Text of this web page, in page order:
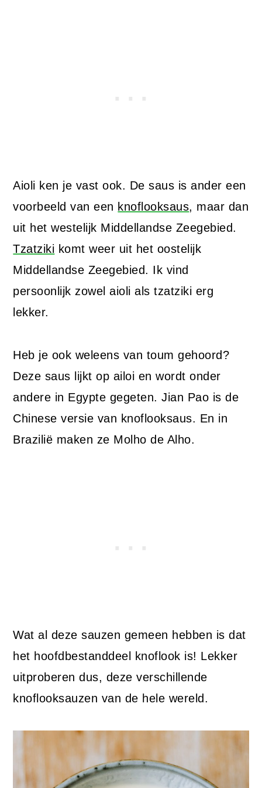
Aioli ken je vast ook. De saus is ander een
voorbeeld van een knoflooksaus, maar dan
uit het westelijk Middellandse Zeegebied.
Tzatziki komt weer uit het oostelijk
Middellandse Zeegebied. Ik vind
persoonlijk zowel aioli als tzatziki erg
lekker.
Heb je ook weleens van toum gehoord?
Deze saus lijkt op ailoi en wordt onder
andere in Egypte gegeten. Jian Pao is de
Chinese versie van knoflooksaus. En in
Brazilië maken ze Molho de Alho.
Wat al deze sauzen gemeen hebben is dat
het hoofdbestanddeel knoflook is! Lekker
uitproberen dus, deze verschillende
knoflooksauzen van de hele wereld.